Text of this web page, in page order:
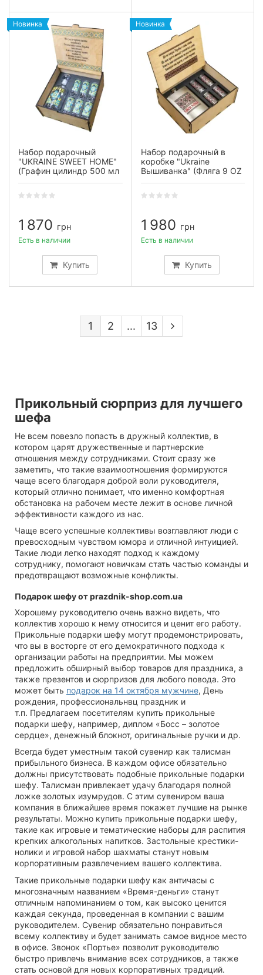
Прикольный сюрприз для лучшего
шефа
Не всем повезло попасть в дружный коллектив, в
котором царят дружественные и партнерские
отношения между сотрудниками. Стоит сразу же
заметить, что такие взаимоотношения формируются
чаще всего благодаря доброй воли руководителя,
который отлично понимает, что именно комфортная
обстановка на рабочем месте лежит в основе личной
эффективности каждого из нас.
Чаще всего успешные коллективы возглавляют люди с
превосходным чувством юмора и отличной интуицией.
Такие люди легко находят подход к каждому
сотруднику, помогают новичкам стать частью команды и
предотвращают возможные конфликты.
Подарок шефу от prazdnik-shop.com.ua
Хорошему руководителю очень важно видеть, что
коллектив хорошо к нему относится и ценит его работу.
Прикольные подарки шефу могут продемонстрировать,
что вы в восторге от его демократичного подхода к
организации работы на предприятии. Мы можем
предложить обширный выбор товаров для праздника, а
также презентов и сюрпризов для любого повода. Это
может быть подарок на 14 октября мужчине, День
рождения, профессиональнвц праздник и
т.п. Предлагаем посетителям купить прикольные
подарки шефу, например, диплом «Босс – золотое
сердце», денежный блокнот, оригинальные ручки и др.
Всегда будет уместным такой сувенир как талисман
прибыльного бизнеса. В каждом офисе обязательно
должны присутствовать подобные прикольные подарки
шефу. Талисман привлекает удачу благодаря полной
ложке золотых изумрудов. С этим сувениром ваша
компания в ближайшее время покажет лучшие на рынке
результаты. Можно купить прикольные подарки шефу,
такие как игровые и тематические наборы для распития
крепких алкогольных напитков. Застольные крестики-
нолики и игровой набор шахматы станут новым
корпоративным развлечением вашего коллектива.
Такие прикольные подарки шефу как античасы с
многозначным названием «Время-деньги» станут
отличным напоминанием о том, как высоко ценится
каждая секунда, проведенная в компании с вашим
руководителем. Сувенир обязательно понравиться
всему коллективу и будет занимать самое видное место
в офисе. Звонок «Портье» позволит руководителю
быстро привлечь внимание всех сотрудников, а также
стать основой для новых корпоративных традиций.
Новинка
Набор подарочный
"UKRAINE SWEET HOME"
(Графин цилиндр 500 мл
1 870 грн
Купить
Есть в наличии
Новинка
Набор подарочный в
коробке "Ukraine
Вышиванка" (Фляга 9 OZ
1 980 грн
Купить
Есть в наличии
1 2 ... 13